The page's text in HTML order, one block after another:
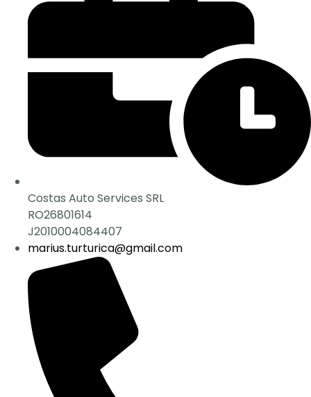
Costas Auto Services SRL
RO26801614
J2010004084407
marius.turturica@gmail.com